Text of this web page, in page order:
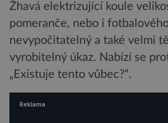
Žhavá elektrizující koule
pomeranče, nebo i
nevypočitatelný a také velmi
vyrobitelný úkaz. Nabízí se
„Existuje tento vůbec?“.
Reklama